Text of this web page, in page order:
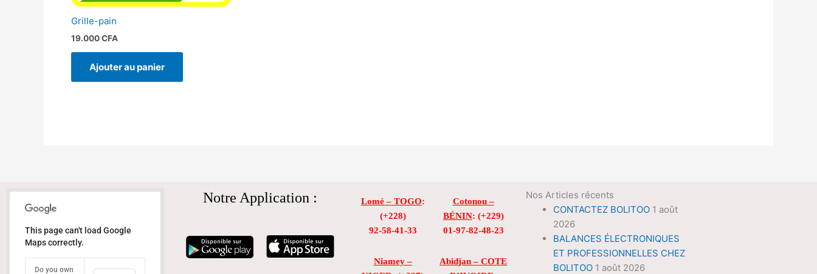
Grille-pain
19.000CFA
Ajouter au panier
This page can't load Google
Maps correctly.
Do you own
Notre Application : Lomé – TOGO:
(+228)
92-58-41-33
Niamey –
Cotonou –
BÉNIN: (+229)
01-97-82-48-23
Abidjan – COTE
Nos Articles récents
CONTACTEZ BOLITOO 1 août
2026
BALANCES ÉLECTRONIQUES
ET PROFESSIONNELLES CHEZ
BOLITOO 1 août 2026